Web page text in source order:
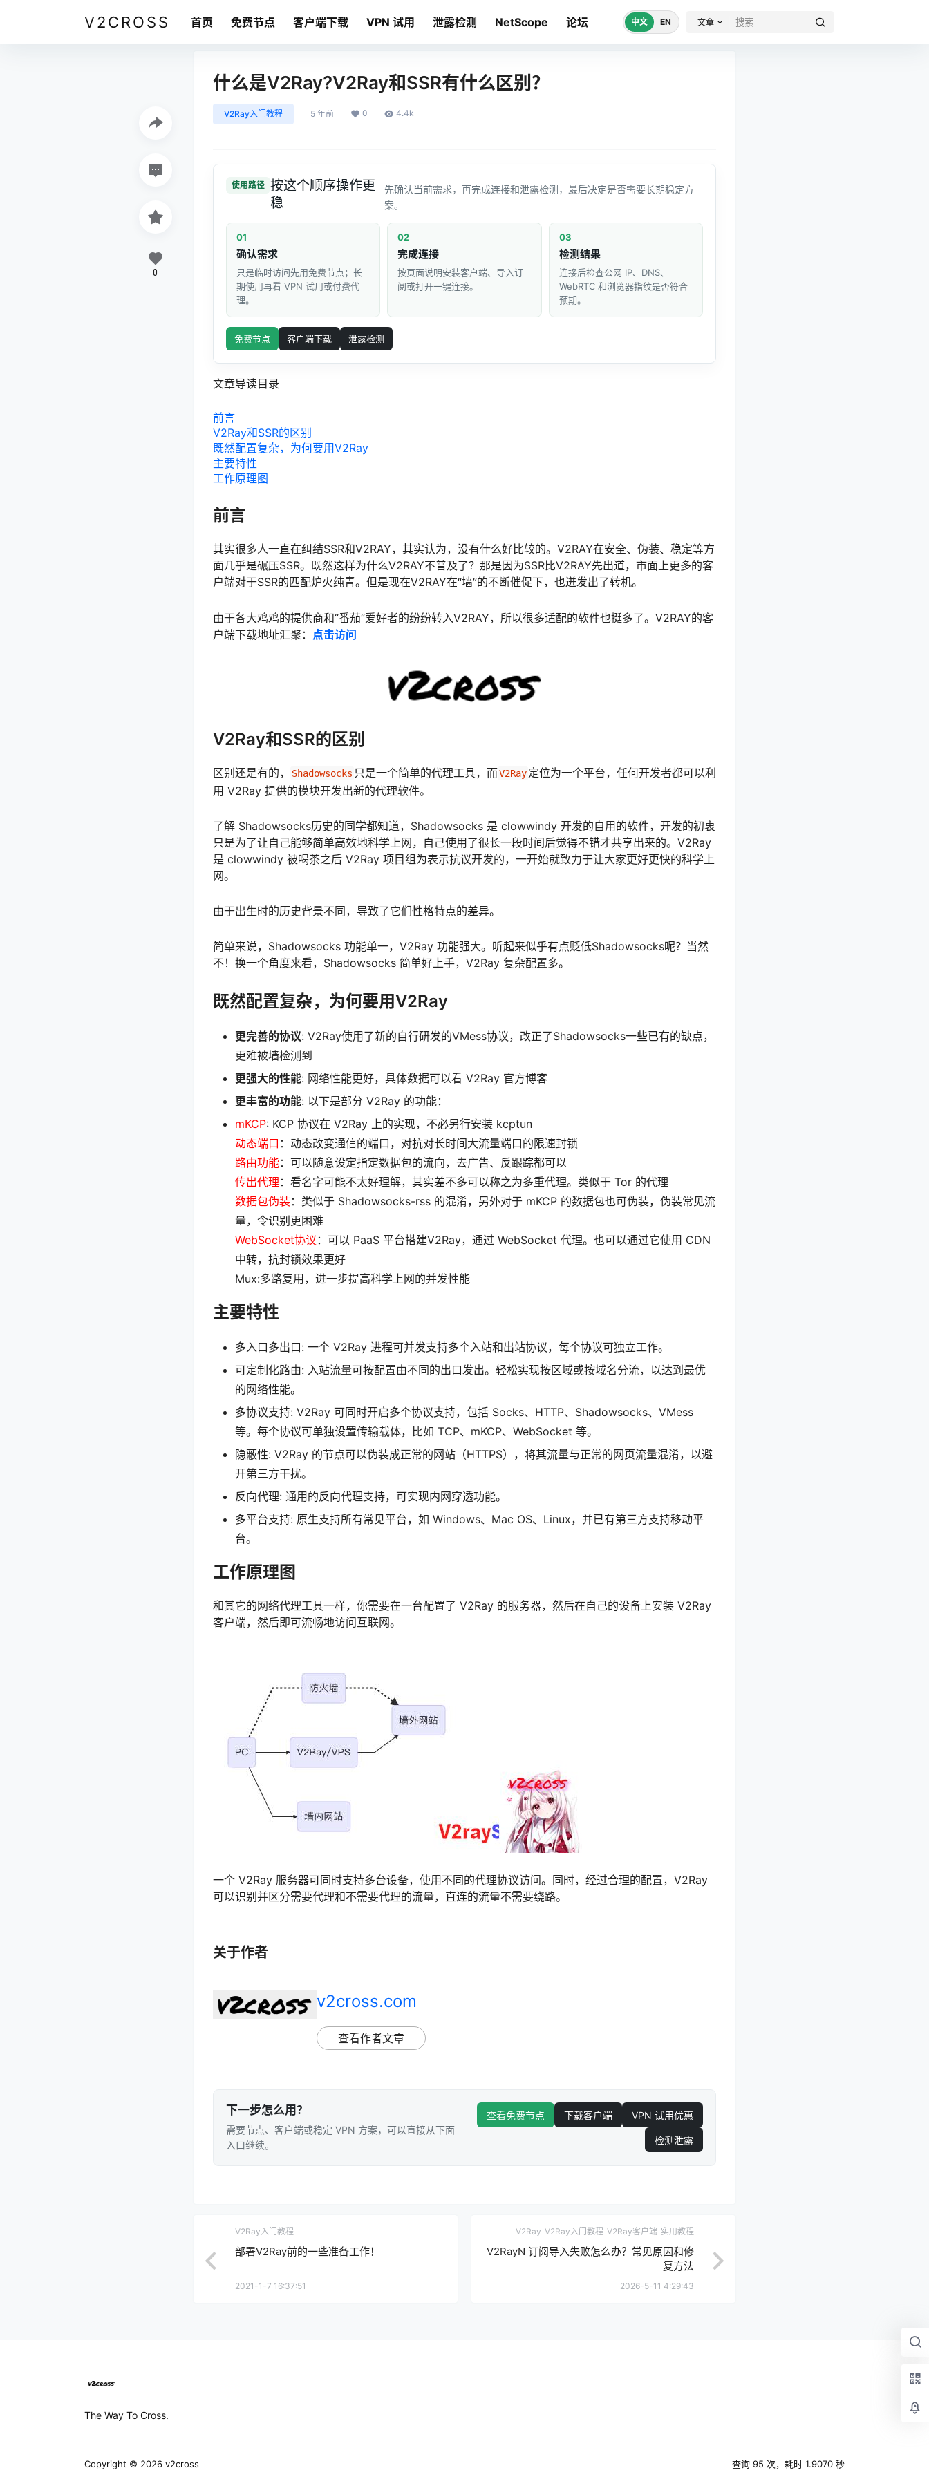
V2CROSS 首页 免费节点 客户端下载 VPN 试用 泄露检测 NetScope 论坛 中文 EN 文章
什么是V2Ray?V2Ray和SSR有什么区别？
V2Ray入门教程 5 年前 0 4.4k
使用路径 按这个顺序操作更
稳
先确认当前需求，再完成连接和泄露检测，最后决定是否需要长期稳定方
案。
01
确认需求
只是临时访问先用免费节点；长
期使用再看 VPN 试用或付费代
理。
02
完成连接
按页面说明安装客户端、导入订
阅或打开一键连接。
03
检测结果
连接后检查公网 IP、DNS、
WebRTC 和浏览器指纹是否符合
预期。
免费节点 客户端下载 泄露检测
文章导读目录
前言
V2Ray和SSR的区别
既然配置复杂，为何要用V2Ray
主要特性
工作原理图
前言
其实很多人一直在纠结SSR和V2RAY，其实认为，没有什么好比较的。V2RAY在安全、伪装、稳定等方
面几乎是碾压SSR。既然这样为什么V2RAY不普及了？那是因为SSR比V2RAY先出道，市面上更多的客
户端对于SSR的匹配炉火纯青。但是现在V2RAY在“墙”的不断催促下，也迸发出了转机。
由于各大鸡鸡的提供商和“番茄”爱好者的纷纷转入V2RAY，所以很多适配的软件也挺多了。V2RAY的客
户端下载地址汇聚： 点击访问
V2Ray和SSR的区别
区别还是有的， Shadowsocks 只是一个简单的代理工具，而V2Ray定位为一个平台，任何开发者都可以利
用 V2Ray 提供的模块开发出新的代理软件。
了解 Shadowsocks历史的同学都知道，Shadowsocks 是 clowwindy 开发的自用的软件，开发的初衷
只是为了让自己能够简单高效地科学上网，自己使用了很长一段时间后觉得不错才共享出来的。V2Ray
是 clowwindy 被喝茶之后 V2Ray 项目组为表示抗议开发的，一开始就致力于让大家更好更快的科学上
网。
由于出生时的历史背景不同，导致了它们性格特点的差异。
简单来说，Shadowsocks 功能单一，V2Ray 功能强大。听起来似乎有点贬低Shadowsocks呢？当然
不！换一个角度来看，Shadowsocks 简单好上手，V2Ray 复杂配置多。
既然配置复杂，为何要用V2Ray
更完善的协议: V2Ray使用了新的自行研发的VMess协议，改正了Shadowsocks一些已有的缺点，
更难被墙检测到
更强大的性能: 网络性能更好，具体数据可以看 V2Ray 官方博客
更丰富的功能: 以下是部分 V2Ray 的功能：
mKCP: KCP 协议在 V2Ray 上的实现，不必另行安装 kcptun
动态端口 ：动态改变通信的端口，对抗对长时间大流量端口的限速封锁
路由功能：可以随意设定指定数据包的流向，去广告、反跟踪都可以
传出代理 ：看名字可能不太好理解，其实差不多可以称之为多重代理。类似于 Tor 的代理
数据包伪装：类似于 Shadowsocks-rss 的混淆，另外对于 mKCP 的数据包也可伪装，伪装常见流
量，令识别更困难
WebSocket协议 ：可以 PaaS 平台搭建V2Ray，通过 WebSocket 代理。也可以通过它使用 CDN
中转，抗封锁效果更好
Mux:多路复用，进一步提高科学上网的并发性能
主要特性
多入口多出口: 一个 V2Ray 进程可并发支持多个入站和出站协议，每个协议可独立工作。
可定制化路由: 入站流量可按配置由不同的出口发出。轻松实现按区域或按域名分流，以达到最优
的网络性能。
多协议支持: V2Ray 可同时开启多个协议支持，包括 Socks、HTTP、Shadowsocks、VMess
等。每个协议可单独设置传输载体，比如 TCP、mKCP、WebSocket 等。
隐蔽性: V2Ray 的节点可以伪装成正常的网站（HTTPS），将其流量与正常的网页流量混淆，以避
开第三方干扰。
反向代理: 通用的反向代理支持，可实现内网穿透功能。
多平台支持: 原生支持所有常见平台，如 Windows、Mac OS、Linux，并已有第三方支持移动平
台。
工作原理图
和其它的网络代理工具一样，你需要在一台配置了 V2Ray 的服务器，然后在自己的设备上安装 V2Ray
客户端，然后即可流畅地访问互联网。
一个 V2Ray 服务器可同时支持多台设备，使用不同的代理协议访问。同时，经过合理的配置，V2Ray
可以识别并区分需要代理和不需要代理的流量，直连的流量不需要绕路。
关于作者
v2cross.com
查看作者文章
下一步怎么用？
需要节点、客户端或稳定 VPN 方案，可以直接从下面
入口继续。
查看免费节点 下载客户端 VPN 试用优惠
检测泄露
0
V2Ray入门教程
部署V2Ray前的一些准备工作！
2021-1-7 16:37:51
V2Ray V2Ray入门教程 V2Ray客户端 实用教程
V2RayN 订阅导入失败怎么办？常见原因和修
复方法
2026-5-11 4:29:43
The Way To Cross.
Copyright © 2026 v2cross 查询 95 次，耗时 1.9070 秒